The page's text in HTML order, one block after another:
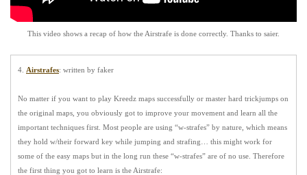
This video shows a recap of how the Airstrafe is done correctly. Thanks to saier.
4. Airstrafes: written by faker
No matter if you want to play Kreedz maps successfully or master hard trickjumps on
the original maps, you obviously got to improve your movement and learn all the
important techniques first. Most people are using “w-strafes” by nature, which means
they hold w/their forward key while jumping and strafing… this might work for
some of the easy maps but in the long run these “w-strafes” are of no use. Therefore
the first thing you got to learn is theAirstrafe: